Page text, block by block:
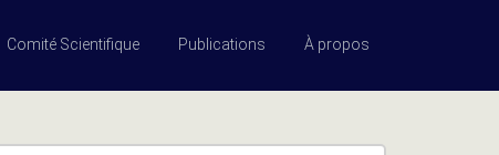
Comité Scientifique Publications À propos